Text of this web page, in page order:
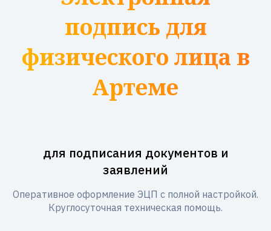
подпись для
физического лица в
Артеме
для подписания документов и
заявлений
Оперативное оформление ЭЦП с полной настройкой.
Круглосуточная техническая помощь.